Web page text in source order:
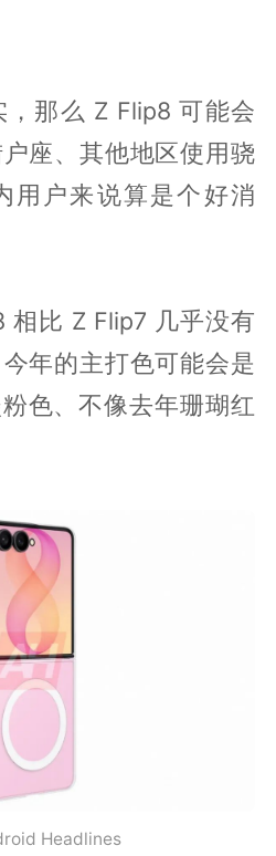
那么 Z Flip8 可能会
座、其他地区使用骁
用户来说算是个好消
相比 Z Flip7 几乎没有
年的主打色可能会是
色、不像去年珊瑚红
Headlines